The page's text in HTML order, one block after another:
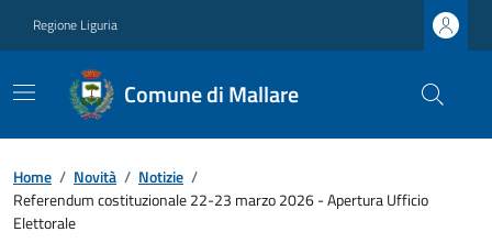
Regione Liguria
Comune di Mallare
Home / Novità / Notizie /
Referendum costituzionale 22-23 marzo 2026 - Apertura Ufficio
Elettorale